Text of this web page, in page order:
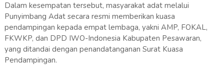
‎Dalam kesempatan tersebut, masyarakat adat melalui
Punyimbang Adat secara resmi memberikan kuasa
pendampingan kepada empat lembaga, yakni AMP, FOKAL,
FKWKP, dan DPD IWO-Indonesia Kabupaten Pesawaran,
yang ditandai dengan penandatanganan Surat Kuasa
Pendampingan.